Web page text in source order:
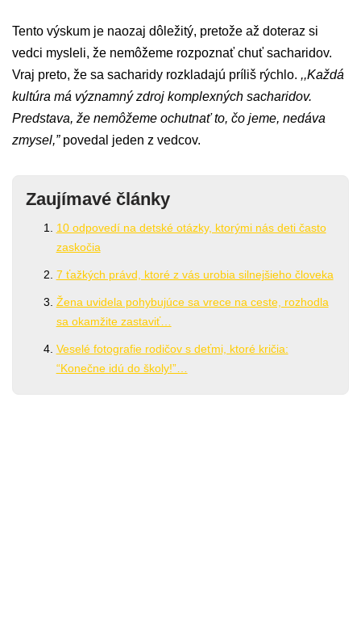
Tento výskum je naozaj dôležitý, pretože až doteraz si
vedci mysleli, že nemôžeme rozpoznať chuť sacharidov.
Vraj preto, že sa sacharidy rozkladajú príliš rýchlo. ,,Každá
kultúra má významný zdroj komplexných sacharidov.
Predstava, že nemôžeme ochutnať to, čo jeme, nedáva
zmysel,”povedal jeden z vedcov.
Zaujímavé články
10 odpovedí na detské otázky, ktorými nás deti často
zaskočia
7 ťažkých právd, ktoré z vás urobia silnejšieho človeka
Žena uvidela pohybujúce sa vrece na ceste, rozhodla
sa okamžite zastaviť…
Veselé fotografie rodičov s deťmi, ktoré kričia:
“Konečne idú do školy!”…